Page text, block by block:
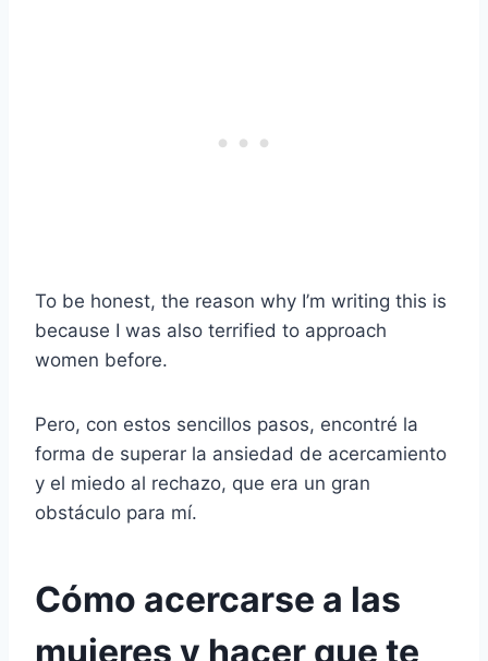
To be honest, the reason why I’m writing this is
because I was also terrified to approach
women before.
Pero, con estos sencillos pasos, encontré la
forma de superar la ansiedad de acercamiento
y el miedo al rechazo, que era un gran
obstáculo para mí.
Cómo acercarse a las
mujeres y hacer que te